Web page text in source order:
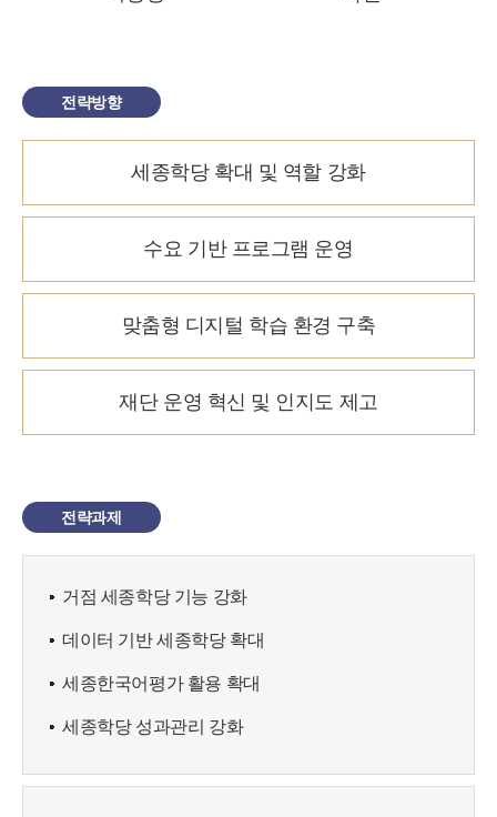
전략방향
세종학당 확대 및 역할 강화
수요 기반 프로그램 운영
맞춤형 디지털 학습 환경 구축
재단 운영 혁신 및 인지도 제고
전략과제
거점 세종학당 기능 강화
데이터 기반 세종학당 확대
세종한국어평가 활용 확대
세종학당 성과관리 강화